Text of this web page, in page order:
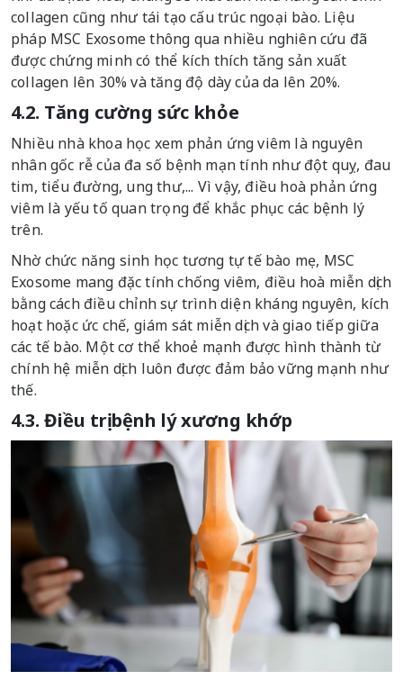
collagen cũng như tái tạo cấu trúc ngoại bào. Liệu
pháp MSC Exosome thông qua nhiều nghiên cứu đã
được chứng minh có thể kích thích tăng sản xuất
collagen lên 30% và tăng độ dày của da lên 20%.
4.2. Tăng cường sức khỏe
Nhiều nhà khoa học xem phản ứng viêm là nguyên
nhân gốc rễ của đa số bệnh mạn tính như đột quỵ, đau
tim, tiểu đường, ung thư,... Vì vậy, điều hoà phản ứng
viêm là yếu tố quan trọng để khắc phục các bệnh lý
trên.
Nhờ chức năng sinh học tương tự tế bào mẹ, MSC
Exosome mang đặc tính chống viêm, điều hoà miễn dịch
bằng cách điều chỉnh sự trình diện kháng nguyên, kích
hoạt hoặc ức chế, giám sát miễn dịch và giao tiếp giữa
các tế bào. Một cơ thể khoẻ mạnh được hình thành từ
chính hệ miễn dịch luôn được đảm bảo vững mạnh như
thế.
4.3. Điều trị bệnh lý xương khớp